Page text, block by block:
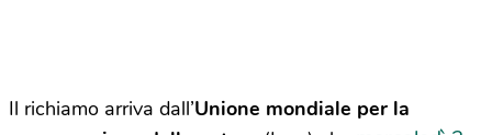
Il richiamo arriva dall’Unione mondiale per la